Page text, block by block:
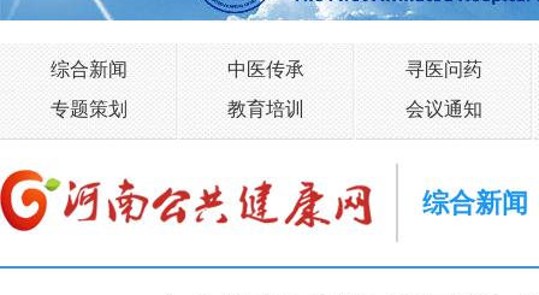
综合新闻 中医传承
寻医问药
专题策划
教育培训 会议通知
综合新闻